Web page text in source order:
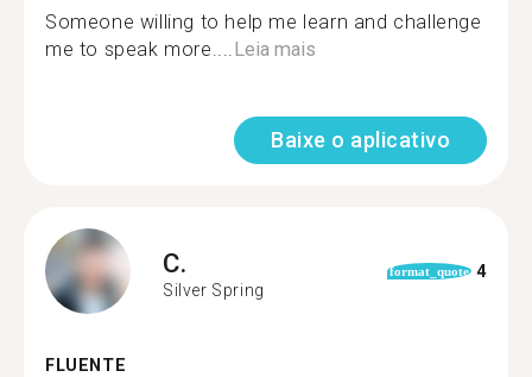
Someone willing to help me learn and challenge
me to speak more....Leia mais
Baixe o aplicativo
C.
Silver Spring
format_quote 4
FLUENTE